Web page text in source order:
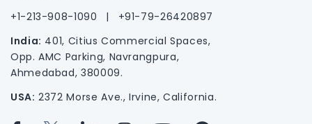
+1-213-908-1090
|
+91-79-26420897
India: 401, Citius Commercial Spaces,
Opp. AMC Parking, Navrangpura,
Ahmedabad, 380009.
USA: 2372 Morse Ave., Irvine, California.